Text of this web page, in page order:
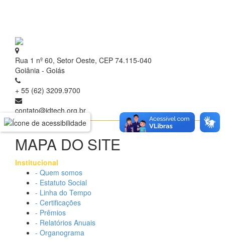
Rua 1 nº 60, Setor Oeste, CEP 74.115-040
Goiânia - Goiás
+ 55 (62) 3209.9700
contato@idtech.org.br
MAPA DO SITE
Institucional
- Quem somos
- Estatuto Social
- Linha do Tempo
- Certificações
- Prêmios
- Relatórios Anuais
- Organograma